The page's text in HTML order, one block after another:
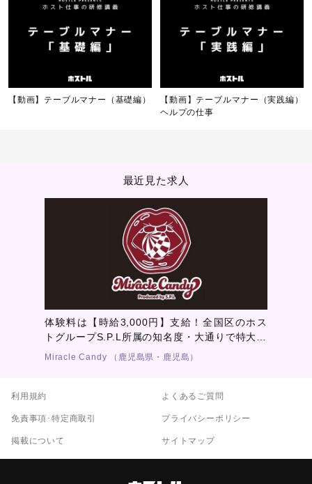
【動画】テーブルマナー（基礎編）
【動画】テーブルマナー（実践編）
ヘルプの仕事
最近見た求人
体験料は【時給3,000円】支給！全国区のホス
トグループS.P.L所属の知名度・大通りで特大ビ
ジョン放映による集客力でキミの「稼ぎたい」
Miracle Candy （鹿児島県・鹿児島）
利用規約 よくあるご質問
免責事項･特定商取引 プライバシーポリシー
掲載について サイトマップ